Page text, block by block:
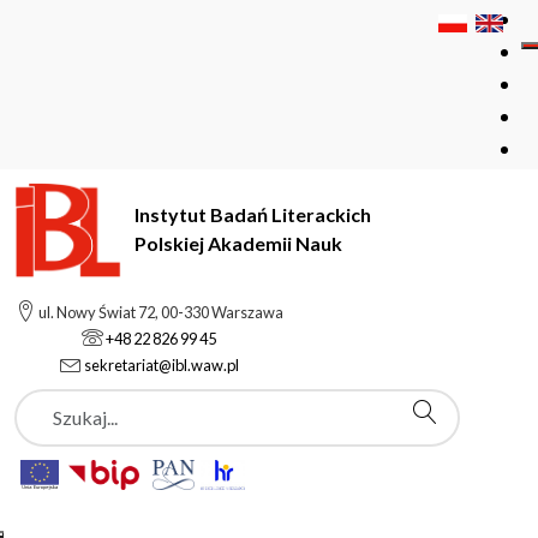
Instytut Badań Literackich
Polskiej Akademii Nauk
ul. Nowy Świat 72, 00-330 Warszawa
+48 22 826 99 45
sekretariat@ibl.waw.pl
Szukaj
Instytut Badań Literackich Polskiej Akademii Nauk
Kurs Kreatywnego Pisania
Kurs Kreatywnego
Pisania